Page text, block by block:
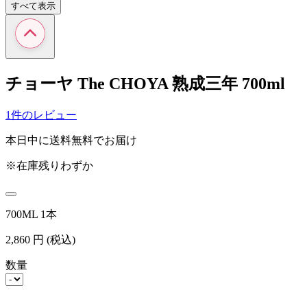
すべて表示
チョーヤ The CHOYA 熟成三年 700ml
1件のレビュー
本日中に送料無料でお届け
※在庫残りわずか
700ML 1本
2,860 円 (税込)
数量